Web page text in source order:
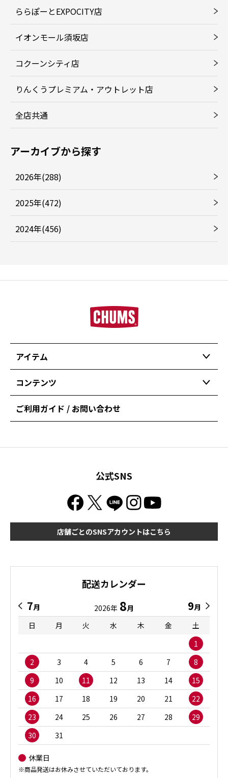
ららぽーとEXPOCITY店
イオンモール須坂店
コクーンシティ店
りんくうプレミアム・アウトレット店
全店共通
アーカイブから探す
2026年(288)
2025年(472)
2024年(456)
アイテム
コンテンツ
ご利用ガイド / お問い合わせ
公式SNS
店舗ごとのSNSアカウントはこちら
配送カレンダー
7月 2026年 8月 9月
日
月 火 水 木 金
土
1
2
3 4 5 6 7
8
9
10 11 12 13 14
15
16
17 18 19 20 21
22
23
24 25 26 27 28
29
30
31
休業日
※商品発送はお休みさせていただいております。